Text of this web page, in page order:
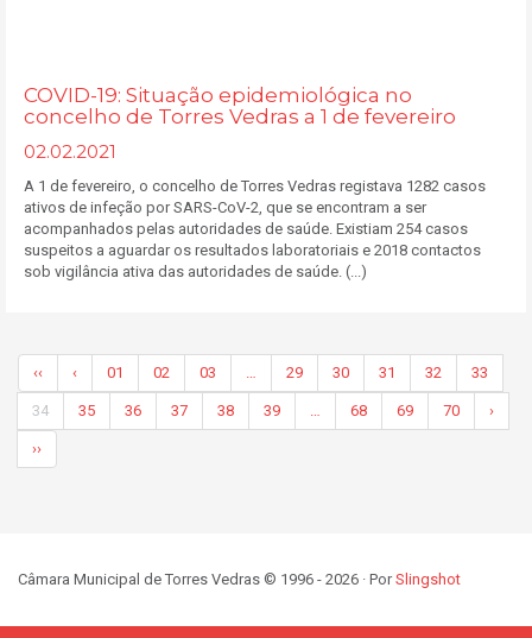
COVID-19: Situação epidemiológica no
concelho de Torres Vedras a 1 de fevereiro
02.02.2021
A 1 de fevereiro, o concelho de Torres Vedras registava 1282 casos
ativos de infeção por SARS-CoV-2, que se encontram a ser
acompanhados pelas autoridades de saúde. Existiam 254 casos
suspeitos a aguardar os resultados laboratoriais e 2018 contactos
sob vigilância ativa das autoridades de saúde. (...)
‹‹ ‹ 01 02 03 … 29 30 31 32 33
34 35 36 37 38 39 … 68 69 70 ›
››
Câmara Municipal de Torres Vedras © 1996 - 2026 · PorSlingshot